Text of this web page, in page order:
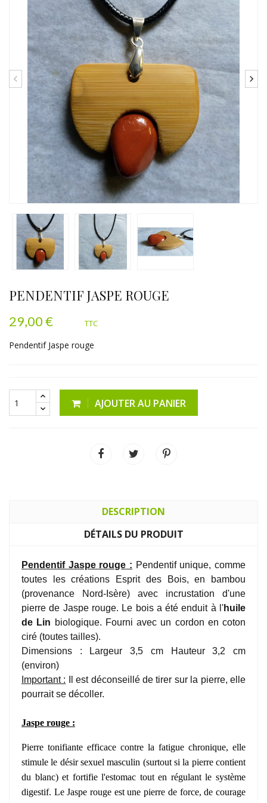
PENDENTIF JASPE ROUGE
29,00 € TTC
Pendentif Jaspe rouge
AJOUTER AU PANIER
DESCRIPTION
DÉTAILS DU PRODUIT
Pendentif Jaspe rouge : Pendentif unique, comme
toutes les créations Esprit des Bois, en bambou
(provenance Nord-Isère) avec incrustation d'une
pierre de Jaspe rouge. Le bois a été enduit à l'huile
de Lin biologique. Fourni avec un cordon en coton
ciré (toutes tailles).
Dimensions : Largeur 3,5 cm Hauteur 3,2 cm
(environ)
Important : Il est déconseillé de tirer sur la pierre, elle
pourrait se décoller.
Jaspe rouge :
Pierre tonifiante efficace contre la fatigue chronique, elle
stimule le désir sexuel masculin (surtout si la pierre contient
du blanc) et fortifie l'estomac tout en régulant le système
digestif. Le Jaspe rouge est une pierre de force, de courage